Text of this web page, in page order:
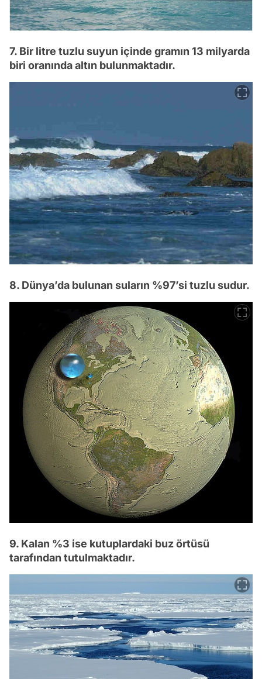
7. Bir litre tuzlu suyun içinde gramın 13 milyarda
biri oranında altın bulunmaktadır.
8. Dünya’da bulunan suların %97’si tuzlu sudur.
9. Kalan %3 ise kutuplardaki buz örtüsü
tarafından tutulmaktadır.